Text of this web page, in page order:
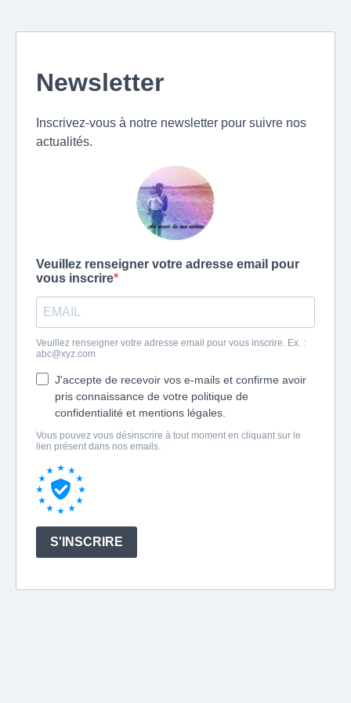
Newsletter
Inscrivez-vous à notre newsletter pour suivre nos
actualités.
Veuillez renseigner votre adresse email pour
vous inscrire
Veuillez renseigner votre adresse email pour vous inscrire. Ex. :
abc@xyz.com
J'accepte de recevoir vos e-mails et confirme avoir
pris connaissance de votre politique de
confidentialité et mentions légales.
Vous pouvez vous désinscrire à tout moment en cliquant sur le
lien présent dans nos emails.
S'INSCRIRE